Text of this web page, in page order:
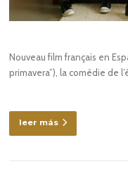
Nouveau film français en
primavera”), la comédie de
leer más